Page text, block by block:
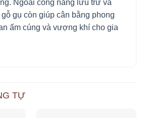
Ngoài công năng lưu trữ và
gụ còn giúp cân bằng phong
ấm cúng và vượng khí cho gia
TỰ